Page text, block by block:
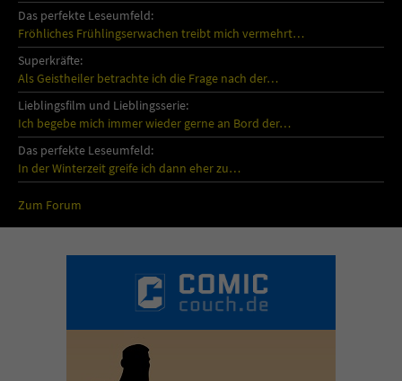
Das perfekte Leseumfeld:
Fröhliches Frühlingserwachen treibt mich vermehrt…
Superkräfte:
Als Geistheiler betrachte ich die Frage nach der…
Lieblingsfilm und Lieblingsserie:
Ich begebe mich immer wieder gerne an Bord der…
Das perfekte Leseumfeld:
In der Winterzeit greife ich dann eher zu…
Zum Forum